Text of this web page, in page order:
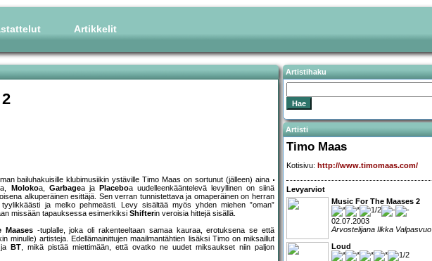
Artikkelit
bailuhakuisille klubimusiikin ystäville Timo Maas on sortunut (jälleen) aina
a, Molokoa, Garbagea ja Placeboa uudelleenkääntelevä levyllinen on siinä
alkuperäinen esittäjä. Sen verran tunnistettava ja omaperäinen on herran
ja melko pehmeästi. Levy sisältää myös yhden miehen ”oman”
missään tapauksessa esimerkiksi Shifterin veroisia hittejä sisällä.
Maases-tuplalle, joka oli rakenteeltaan samaa kauraa, erotuksena se että
minulle) artisteja. Edellämainittujen maailmantähtien lisäksi Timo on miksaillut
ja BT, mikä pistää miettimään, että ovatko ne uudet miksaukset niin paljon
Artistihaku
Artisti
Timo Maas
Kotisivu: http://www.timomaas.com/
Levyarviot
Music For The Maases 2
02.07.2003
Arvostelijana Ilkka Valpasvuo
Loud